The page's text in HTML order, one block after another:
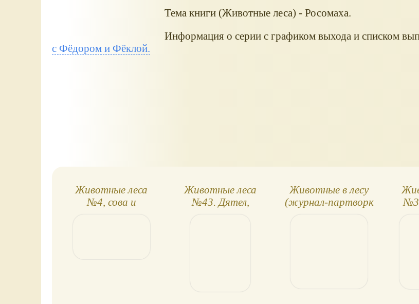
Тема книги (Животные леса) - Росомаха.
Информация о серии с графиком выхода и списком
с Фёдором и Фёклой.
Животные леса
№4, сова и
Животные леса
№43. Дятел,
Животные в лесу
(журнал-партворк